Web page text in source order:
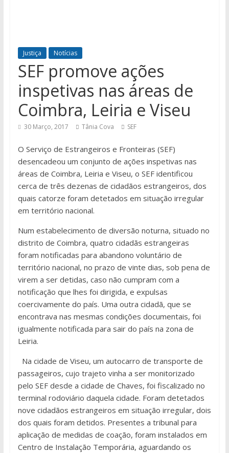
Justiça Notícias
SEF promove ações
inspetivas nas áreas de
Coimbra, Leiria e Viseu
30 Março, 2017 Tânia Cova SEF
O Serviço de Estrangeiros e Fronteiras (SEF)
desencadeou um conjunto de ações inspetivas nas
áreas de Coimbra, Leiria e Viseu, o SEF identificou
cerca de três dezenas de cidadãos estrangeiros, dos
quais catorze foram detetados em situação irregular
em território nacional.
Num estabelecimento de diversão noturna, situado no
distrito de Coimbra, quatro cidadãs estrangeiras
foram notificadas para abandono voluntário de
território nacional, no prazo de vinte dias, sob pena de
virem a ser detidas, caso não cumpram com a
notificação que lhes foi dirigida, e expulsas
coercivamente do país. Uma outra cidadã, que se
encontrava nas mesmas condições documentais, foi
igualmente notificada para sair do país na zona de
Leiria.
Na cidade de Viseu, um autocarro de transporte de
passageiros, cujo trajeto vinha a ser monitorizado
pelo SEF desde a cidade de Chaves, foi fiscalizado no
terminal rodoviário daquela cidade. Foram detetados
nove cidadãos estrangeiros em situação irregular, dois
dos quais foram detidos. Presentes a tribunal para
aplicação de medidas de coação, foram instalados em
Centro de Instalação Temporária, aguardando os